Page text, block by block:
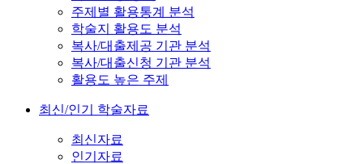
주제별 활용통계 분석
학술지 활용도 분석
복사/대출제공 기관 분석
복사/대출신청 기관 분석
활용도 높은 주제
최신/인기 학술자료
최신자료
인기자료